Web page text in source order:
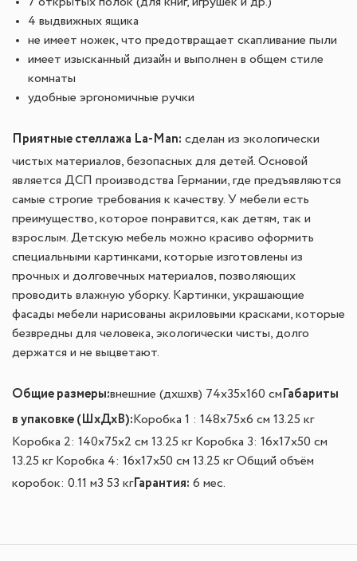
4 выдвижных ящика
не имеет ножек, что предотвращает скапливание пыли
имеет изысканный дизайн и выполнен в общем стиле
комнаты
удобные эргономичные ручки
Приятные стеллажа La-Man: сделан из экологически
чистых материалов, безопасных для детей. Основой
является ДСП производства Германии, где предъявляются
самые строгие требования к качеству. У мебели есть
преимущество, которое понравится, как детям, так и
взрослым. Детскую мебель можно красиво оформить
специальными картинками, которые изготовлены из
прочных и долговечных материалов, позволяющих
проводить влажную уборку. Картинки, украшающие
фасады мебели нарисованы акриловыми красками, которые
безвредны для человека, экологически чисты, долго
держатся и не выцветают.
Общие размеры:внешние (дxшxв) 74x35x160 смГабариты
в упаковке (ШxДxВ): Коробка 1 : 148x75x6 см 13.25 кг
Коробка 2: 140x75x2 см 13.25 кг Коробка 3: 16x17x50 см
13.25 кг Коробка 4: 16x17x50 см 13.25 кг Общий объём
коробок: 0.11 м3 53 кгГарантия: 6 мес.